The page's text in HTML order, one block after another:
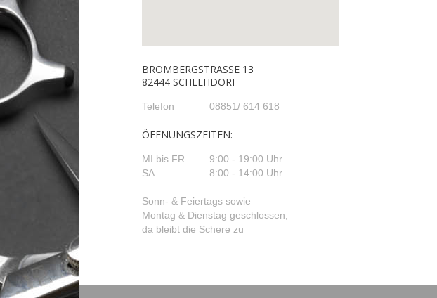
BROMBERGSTRASSE 13
82444 SCHLEHDORF
Telefon 08851/ 614 618
ÖFFNUNGSZEITEN:
MI bis FR
9:00 - 19:00 Uhr
SA
8:00 - 14:00 Uhr
Sonn- & Feiertags sowie
Montag & Dienstag geschlossen,
da bleibt die Schere zu